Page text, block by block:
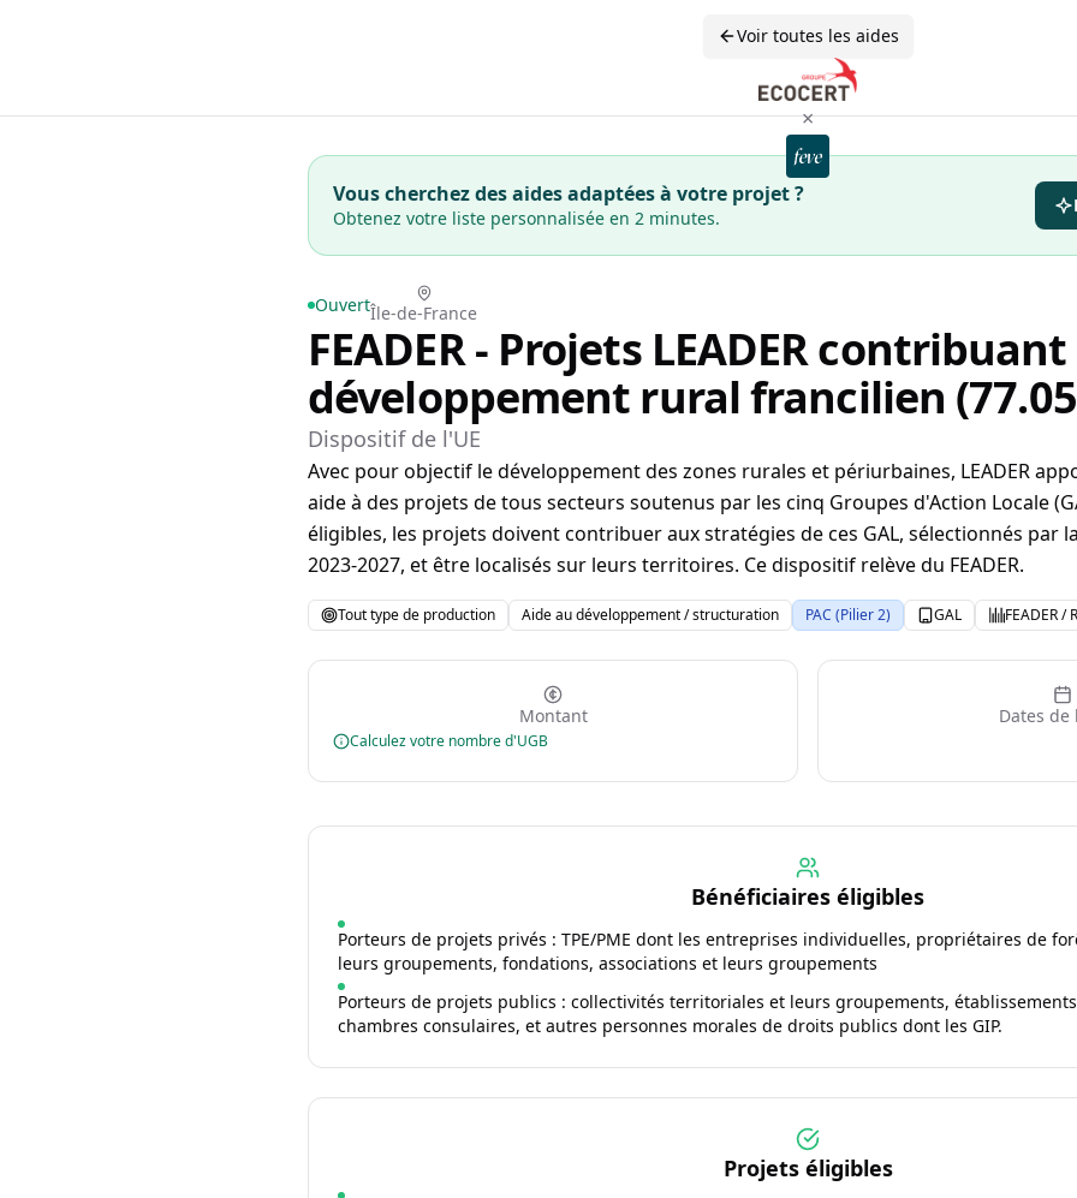
Voir toutes les aides
×
Vous cherchez des aides adaptées à votre projet ?
Obtenez votre liste personnalisée en 2 minutes.
OuvertÎle-de-France
FEADER - Projets LEADER
développement rural francilien
Dispositif de l'UE
Avec pour objectif le développement des zones rurales et périurbaines, LEADER
aide à des projets de tous secteurs soutenus par les cinq Groupes d'Action Locale
éligibles, les projets doivent contribuer aux stratégies de ces GAL, sélectionnés par
2023-2027, et être localisés sur leurs territoires. Ce dispositif relève du FEADER.
Tout type de production Aide au développement / structuration PAC (Pilier 2) GAL FEADER /
Montant
Calculez votre nombre d'UGB
Dates de
Bénéficiaires éligibles
Porteurs de projets privés : TPE/PME dont les entreprises individuelles, propriétaires de
leurs groupements, fondations, associations et leurs groupements
Porteurs de projets publics : collectivités territoriales et leurs groupements,
chambres consulaires, et autres personnes morales de droits publics dont les GIP.
Projets éligibles